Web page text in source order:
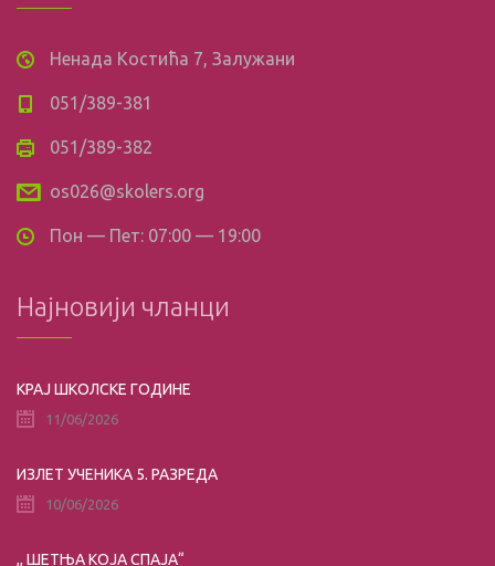
Ненада Костића 7, Залужани
051/389-381
051/389-382
os026@skolers.org
Пон — Пет: 07:00 — 19:00
Најновији чланци
КРАЈ ШКОЛСКЕ ГОДИНЕ
11/06/2026
ИЗЛЕТ УЧЕНИКА 5. РАЗРЕДА
10/06/2026
,, ШЕТЊА КОЈА СПАЈА“